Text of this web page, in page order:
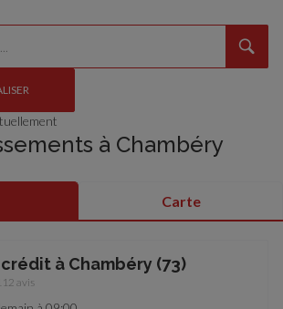
à Chambéry
Carte
à Chambéry (73)
112 avis